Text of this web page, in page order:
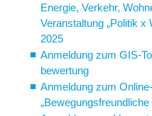
Energie, Verkehr,
Veranstaltung „Politik x
2025
Anmeldung zum GIS-
bewertung
Anmeldung zum